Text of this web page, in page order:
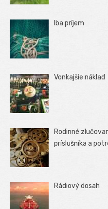
Iba príjem
Vonkajšie náklad
Rodinné
príslušníka a
Rádiový dosah